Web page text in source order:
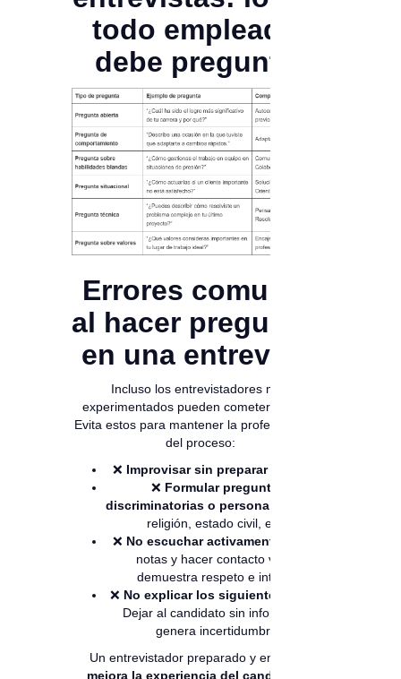
todo empleador
debe preguntar
Errores comunes
al hacer preguntas
en una entrevista
Incluso los entrevistadores más
experimentados pueden cometer errores.
Evita estos para mantener la profesionalidad
del proceso:
❌ Improvisar sin preparar el guion.
❌ Formular preguntas
discriminatorias o personales.
religión, estado civil, etc.)
❌ No escuchar activamente.
notas y hacer contacto visual
demuestra respeto e interés.
❌ No explicar los siguientes pasos.
Dejar al candidato sin información
genera incertidumbre.
Un entrevistador preparado y empático
mejora la experiencia del candidato